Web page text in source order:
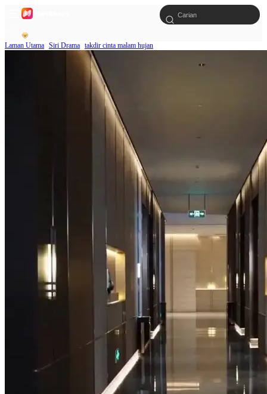
Laman Utama Siri Drama takdir cinta malam hujan